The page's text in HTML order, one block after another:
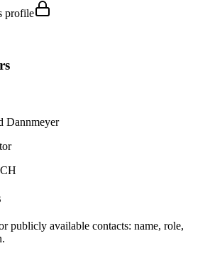
profile
Dannmeyer
publicly available contacts: name, role,